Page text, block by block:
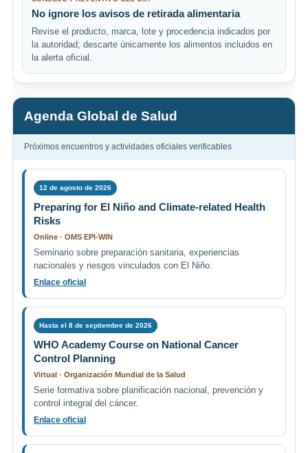
No ignore los avisos de retirada alimentaria
Revise el producto, marca, lote y procedencia indicados por
la autoridad; descarte únicamente los alimentos incluidos en
la alerta oficial.
Agenda Global de Salud
Próximos encuentros y actividades oficiales verificables
12 de agosto de 2026
Preparing for El Niño and Climate-related Health
Risks
Online · OMS EPI-WIN
Seminario sobre preparación sanitaria, experiencias
nacionales y riesgos vinculados con El Niño.
Enlace oficial
Hasta el 8 de septiembre de 2026
WHO Academy Course on National Cancer
Control Planning
Virtual · Organización Mundial de la Salud
Serie formativa sobre planificación nacional, prevención y
control integral del cáncer.
Enlace oficial